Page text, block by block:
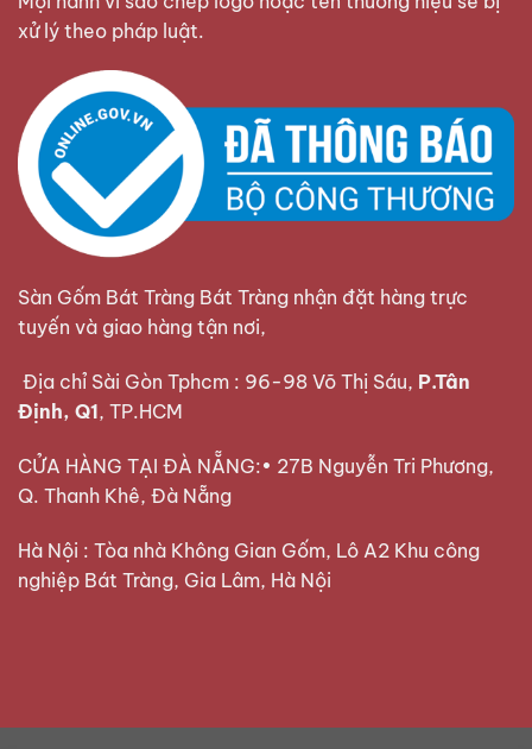
xử lý theo pháp luật.
Sàn Gốm Bát Tràng Bát Tràng nhận đặt hàng trực
tuyến và giao hàng tận nơi,
Địa chỉ Sài Gòn Tphcm : 96-98 Võ Thị Sáu, P.Tân
Định, Q1, TP.HCM
CỬA HÀNG TẠI ĐÀ NẴNG:• 27B Nguyễn Tri Phương,
Q. Thanh Khê, Đà Nẵng
Hà Nội : Tòa nhà Không Gian Gốm, Lô A2 Khu công
nghiệp Bát Tràng, Gia Lâm, Hà Nội